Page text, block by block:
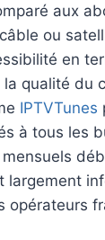
aux
ou
en
qualité du
IPTVTunes
à tous les
largement
opérateurs